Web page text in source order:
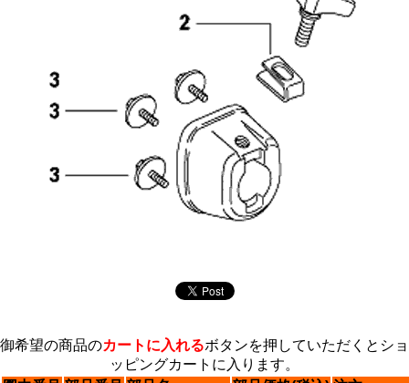
御希望の商品のカートに入れるボタンを押していただくとショ
ッピングカートに入ります。